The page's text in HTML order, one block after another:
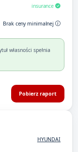
insurance
Brak ceny minimalnej
własności spełnia
Pobierz raport
HYUNDAI